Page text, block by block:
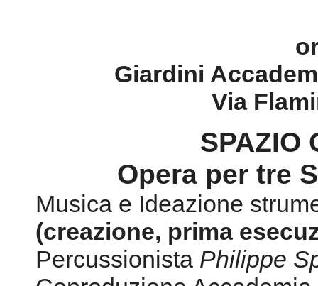
Opera per tre
Musica e Ideazione
(creazione, prima
Philippe
Coproduzione
in collaborazione con
Theatre de l'Archipel -
Musique di Ginevra,
realizzazione tecnologica